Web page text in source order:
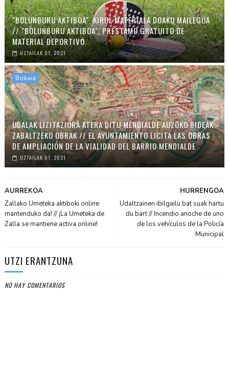
"BOLUNBURU AKTIBOA", KIROL MATERIALA DOAKO MAILEGUA
// "BOLUNBURU AKTIBOA", PRÉSTAMO GRATUITO DE
MATERIAL DEPORTIVO
UZTAILAK 01, 2021
Bizkaia
UDALAK LIZITAZIORA ATERA DITU MENDIALDE AUZOKO BIDEAK
ZABALTZEKO OBRAK // EL AYUNTAMIENTO LICITA LAS OBRAS
DE AMPLIACIÓN DE LA VIALIDAD DEL BARRIO MENDIALDE
UZTAILAK 01, 2021
HURRENGOA
Udaltzainen ibilgailu bat suak hartu
du bart // Incendio anoche de uno
de los vehículos de la Policía
Municipal
AURREKOA
Zallako Umeteka aktiboki online
mantenduko da! // ¡La Umeteka de
Zalla se mantiene activa online!
UTZI ERANTZUNA
NO HAY COMENTARIOS